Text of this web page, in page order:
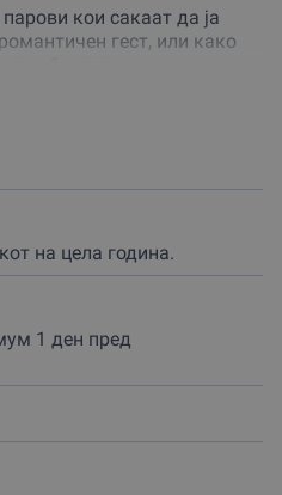
кои сакаат да ја
гест, или како
прилика.
настани,
а не само предмет!
Комерц-Кокино Вино“ во
15 комфорни соби
на цела година.
1 ден пред